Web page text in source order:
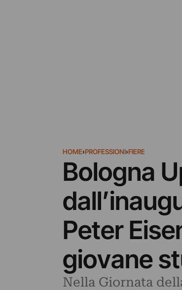
HOME›PROFESSIONI›FIERE
Bologna
Peter
giovane
Nella Giornata